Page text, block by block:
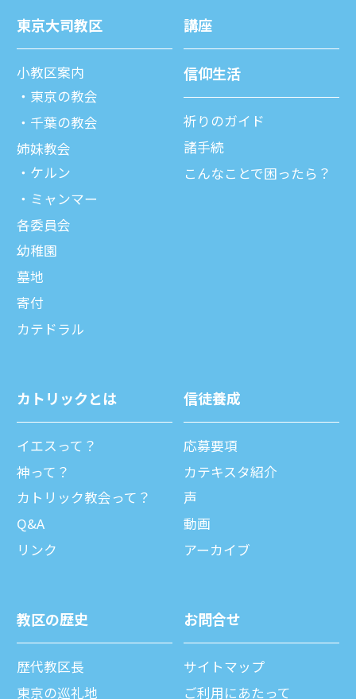
東京⼤司教区
⼩教区案内
東京の教会
千葉の教会
姉妹教会
ケルン
ミャンマー
各委員会
幼稚園
墓地
寄付
カテドラル
講座
信仰⽣活
祈りのガイド
諸⼿続
こんなことで困ったら？
カトリックとは
イエスって？
神って？
カトリック教会って？
Q&A
リンク
信徒養成
応募要項
カテキスタ紹介
声
動画
アーカイブ
教区の歴史
歴代教区⻑
東京の巡礼地
お問合せ
サイトマップ
ご利⽤にあたって